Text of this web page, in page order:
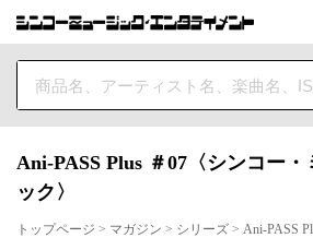
Ani-PASS Plus ＃07〈シンコー
ック〉
トップページ > マガジン > シリーズ > Ani-PASS